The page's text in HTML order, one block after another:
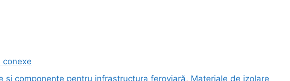
conexe
şi componente pentru infrastructura feroviară, Materiale de izolare